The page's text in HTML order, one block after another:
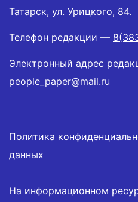
Татарск, ул. Урицкого, 84.
Телефон редакции —
Электронный адрес
people_paper@mail.ru
Политика
данных
На информационном